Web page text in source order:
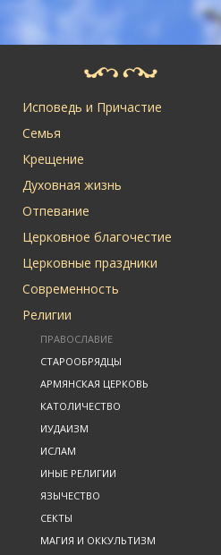
Исповедь и Причастие
Семья
Крещение
Духовная жизнь
Отпевание
Церковное благочестие
Церковные праздники
Современность
Религии
ПРАВОСЛАВИЕ
СТАРООБРЯДЦЫ
АРМЯНСКАЯ ЦЕРКОВЬ
КАТОЛИЧЕСТВО
ИУДАИЗМ
ИСЛАМ
ИНЫЕ РЕЛИГИИ
ЯЗЫЧЕСТВО
СЕКТЫ
МАГИЯ И ОККУЛЬТИЗМ